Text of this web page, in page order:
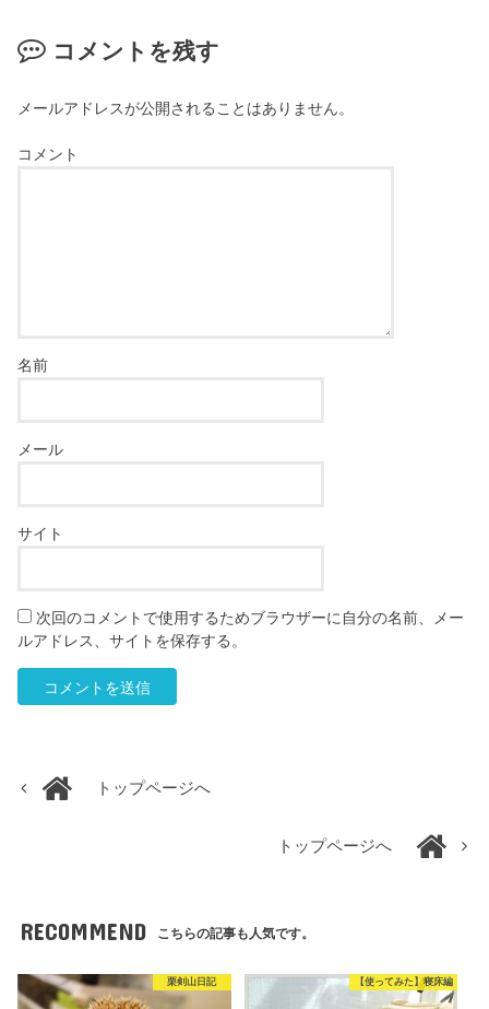
コメントを残す
メールアドレスが公開されることはありません。
コメント
名前
メール
サイト
次回のコメントで使用するためブラウザーに自分の名前、メー
ルアドレス、サイトを保存する。
トップページへ
トップページへ
RECOMMEND こちらの記事も人気です。
栗剣山日記 【使ってみた】寝床編